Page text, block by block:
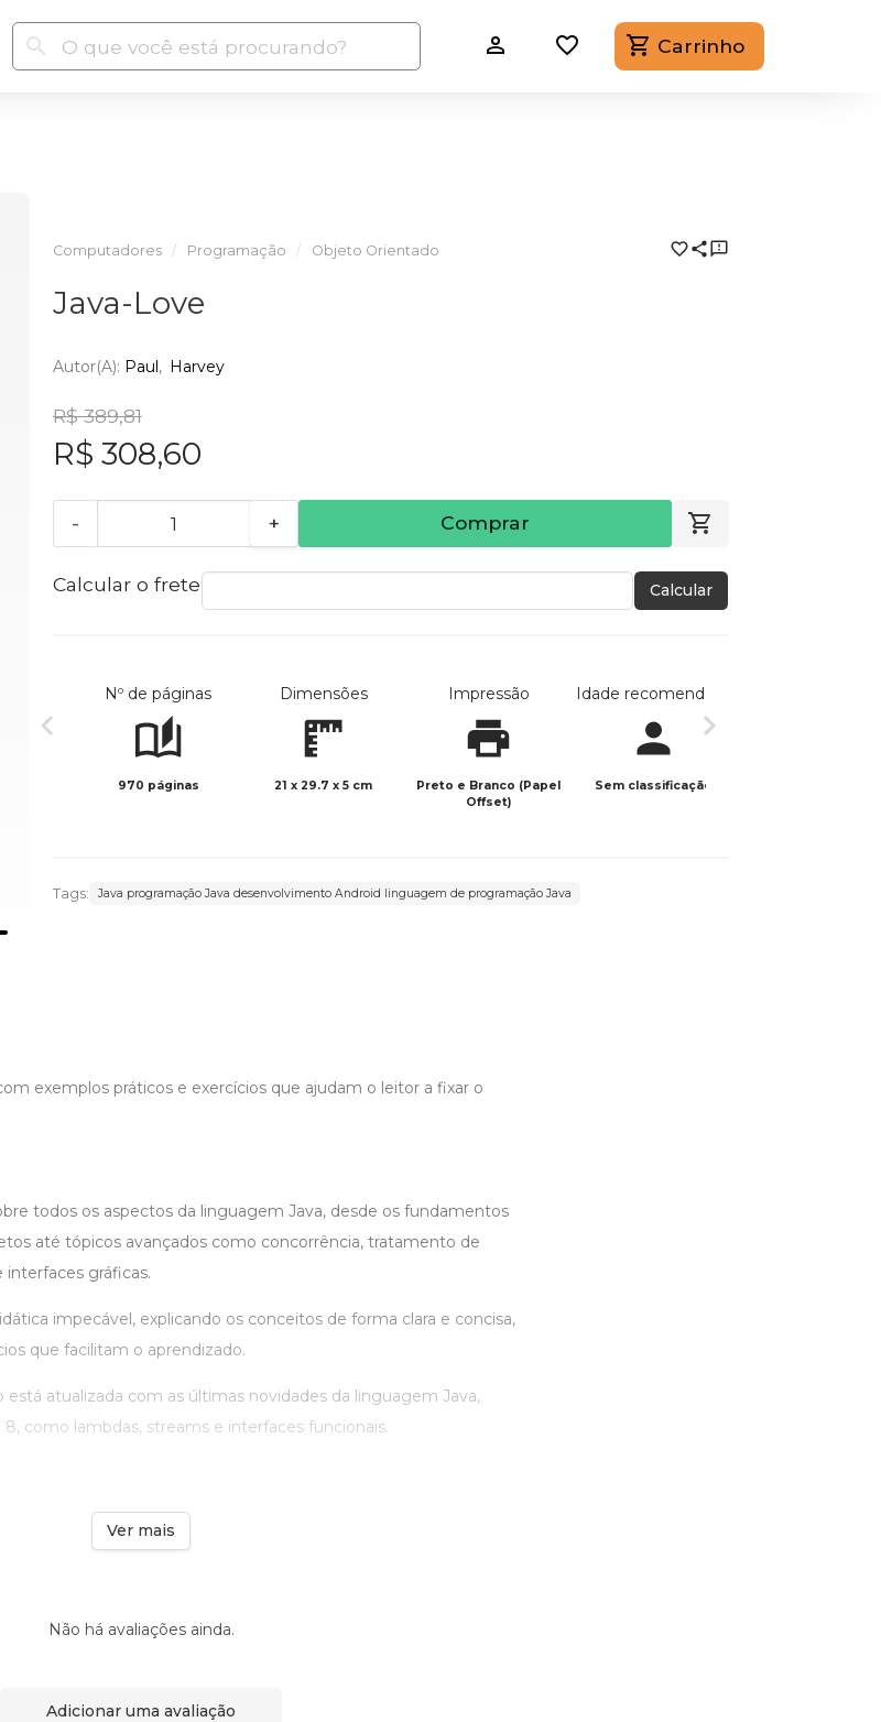
Carrinho
Computadores Programação Objeto Orientado
Java-Love
Autor(a): Paul Harvey
R$ 389,81
R$ 308,60
- + Comprar
Calcular o frete Calcular
Nº de páginas
970 páginas
Dimensões
21 x 29.7 x 5 cm
Impressão
Preto e Branco (Papel
Offset)
Idade recomendada
Sem classificação
Tags: Java programação Java desenvolvimento Android linguagem de programação Java
exemplos práticos e exercícios que ajudam o leitor a fixar o
todos os aspectos da linguagem Java, desde os fundamentos
até tópicos avançados como concorrência, tratamento de
gráficas.
impecável, explicando os conceitos de forma clara e concisa,
que facilitam o aprendizado.
está atualizada com as últimas novidades da linguagem Java,
8, como lambdas, streams e interfaces funcionais.
Ver mais
Não há avaliações ainda.
Adicionar uma avaliação